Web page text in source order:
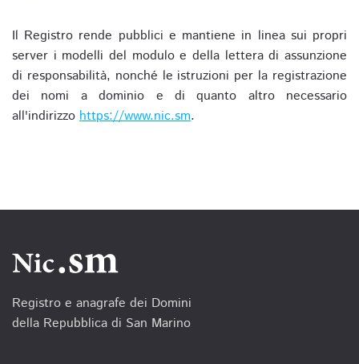
Il Registro rende pubblici e mantiene in linea sui propri
server i modelli del modulo e della lettera di assunzione
di responsabilità, nonché le istruzioni per la registrazione
dei nomi a dominio e di quanto altro necessario
all'indirizzo https://www.nic.sm.
Registro e anagrafe dei Domini
della Repubblica di San Marino